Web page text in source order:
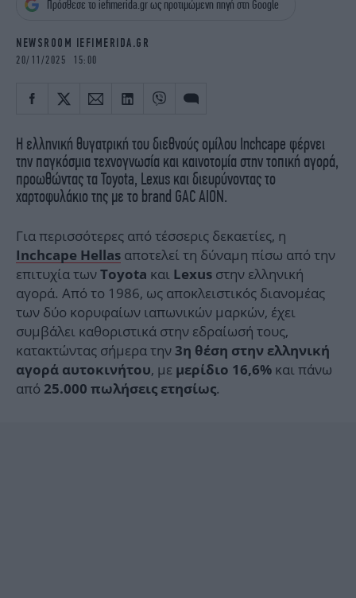
iBOOKS
ΖΩΔΙΑ
MEDIA
NEWSLETTER
Πρόσθεσε το iefimerida.gr ως προτιμώμενη πηγή στη Google
NEWSROOM IEFIMERIDA.GR
20/11/2025 15:00
Η ελληνική θυγατρική του διεθνούς ομίλου Inchcape φέρνει
την παγκόσμια τεχνογνωσία και καινοτομία στην τοπική αγορά,
προωθώντας τα Toyota, Lexus και διευρύνοντας το
χαρτοφυλάκιο της με το brand GAC AION.
Για περισσότερες από τέσσερις δεκαετίες, η
Inchcape Hellas αποτελεί τη δύναμη πίσω από την
επιτυχία των Toyota και Lexus στην ελληνική
αγορά. Από το 1986, ως αποκλειστικός διανομέας
των δύο κορυφαίων ιαπωνικών μαρκών, έχει
συμβάλει καθοριστικά στην εδραίωσή τους,
κατακτώντας σήμερα την 3η θέση στην ελληνική
αγορά αυτοκινήτου, με μερίδιο 16,6% και πάνω
από 25.000 πωλήσεις ετησίως.